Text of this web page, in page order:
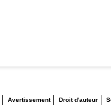
Avertissement Droit d'auteur